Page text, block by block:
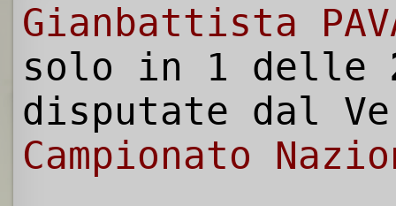
Gianbattista
solo in 1 delle
disputate dal
Campionato